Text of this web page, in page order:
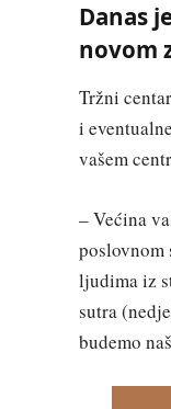
Danas
novom
Tržni
i
vašem
– Većina
poslovnom
ljudima iz
sutra
budemo